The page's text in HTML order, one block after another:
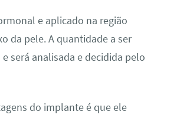
e aplicado na região
da pele. A quantidade a ser
será analisada e decidida pelo
do implante é que ele